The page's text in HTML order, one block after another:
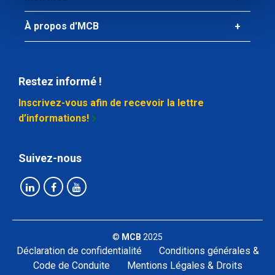
À propos d'MCB
Restez informé !
Inscrivez-vous afin de recevoir la lettre
d’informations!
Suivez-nous
© MCB 2025
Déclaration de confidentialité
Conditions générales &
Code de Conduite
Mentions Légales & Droits